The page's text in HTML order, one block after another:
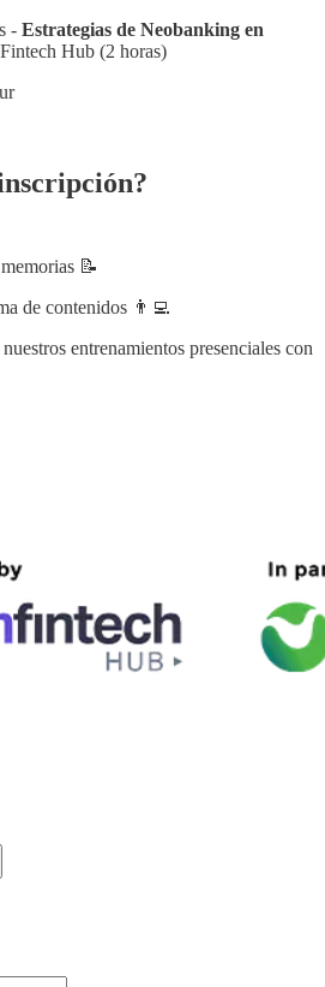
- Estrategias de Neobanking en
Hub (2 horas)
📝
de contenidos 👨‍💻​
entrenamientos presenciales con